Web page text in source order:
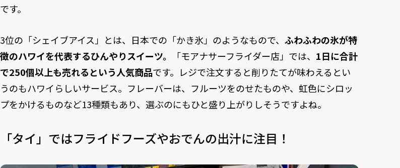
です。
3位の「シェイブアイス」とは、日本での「かき氷」のようなもので、 ふわふわの氷が特
徴のハワイを代表するひんやりスイーツ。
「モアナサーフライダー店」では、 1日に合計
で250個以上も売れるという人気商品です。レジで注文すると削りたてが味わえるとい
うのもハワイらしいサービス。フレーバーは、フルーツをのせたものや、虹色にシロッ
プをかけるものなど13種類もあり、選ぶのにもひと盛り上がりしそうですよね。
「タイ」ではフライドフーズやおでんの出汁に注目！